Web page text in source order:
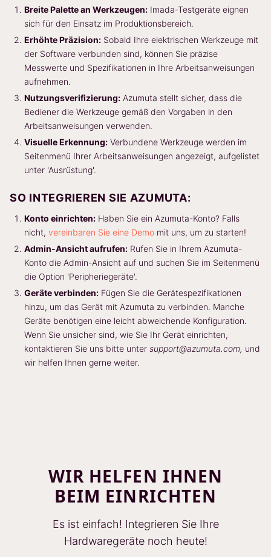
Breite Palette an Werkzeugen: Imada-Testgeräte eignen
sich für den Einsatz im Produktionsbereich.
Erhöhte Präzision: Sobald Ihre elektrischen Werkzeuge mit
der Software verbunden sind, können Sie präzise
Messwerte und Spezifikationen in Ihre Arbeitsanweisungen
aufnehmen.
Nutzungsverifizierung: Azumuta stellt sicher, dass die
Bediener die Werkzeuge gemäß den Vorgaben in den
Arbeitsanweisungen verwenden.
Visuelle Erkennung: Verbundene Werkzeuge werden im
Seitenmenü Ihrer Arbeitsanweisungen angezeigt, aufgelistet
unter 'Ausrüstung'.
SO INTEGRIEREN SIE AZUMUTA:
Konto einrichten: Haben Sie ein Azumuta-Konto? Falls
nicht, vereinbaren Sie eine Demo mit uns, um zu starten!
Admin-Ansicht aufrufen: Rufen Sie in Ihrem Azumuta-
Konto die Admin-Ansicht auf und suchen Sie im Seitenmenü
die Option 'Peripheriegeräte'.
Geräte verbinden: Fügen Sie die Gerätespezifikationen
hinzu, um das Gerät mit Azumuta zu verbinden. Manche
Geräte benötigen eine leicht abweichende Konfiguration.
Wenn Sie unsicher sind, wie Sie Ihr Gerät einrichten,
kontaktieren Sie uns bitte unter support@azumuta.com, und
wir helfen Ihnen gerne weiter.
WIR HELFEN IHNEN
BEIM EINRICHTEN
Es ist einfach! Integrieren Sie Ihre
Hardwaregeräte noch heute!